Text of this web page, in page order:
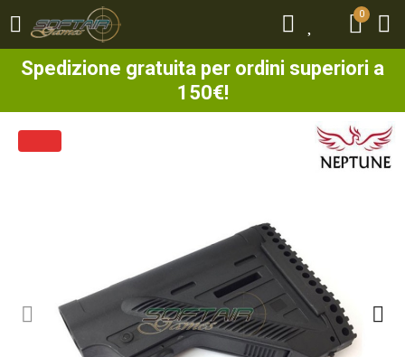
0
Spedizione gratuita per ordini superiori a
150€!
0